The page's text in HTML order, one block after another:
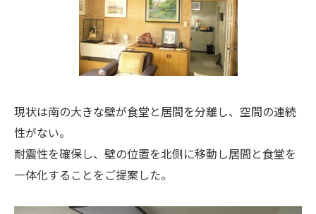
現状は南の大きな壁が食堂と居間を分離し、空間の連続
性がない。
耐震性を確保し、壁の位置を北側に移動し居間と食堂を
一体化することをご提案した。